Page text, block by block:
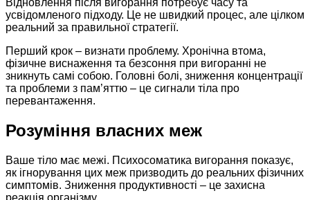
Відновлення після вигорання потребує часу та
усвідомленого підходу. Це не швидкий процес, але цілком
реальний за правильної стратегії.
Перший крок – визнати проблему. Хронічна втома,
фізичне виснаження та безсоння при вигоранні не
зникнуть самі собою. Головні болі, зниження концентрації
та проблеми з пам’яттю – це сигнали тіла про
перевантаження.
Розуміння власних меж
Ваше тіло має межі. Психосоматика вигорання показує,
як ігнорування цих меж призводить до реальних фізичних
симптомів. Зниження продуктивності – це захисна
реакція організму.